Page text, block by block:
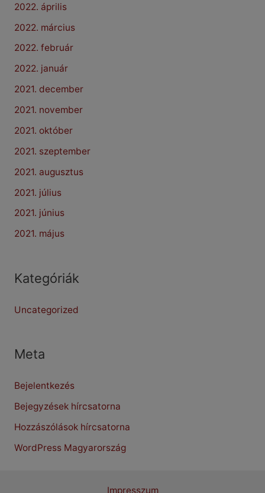
2022. április
2022. március
2022. február
2022. január
2021. december
2021. november
2021. október
2021. szeptember
2021. augusztus
2021. július
2021. június
2021. május
Kategóriák
Uncategorized
Meta
Bejelentkezés
Bejegyzések hírcsatorna
Hozzászólások hírcsatorna
WordPress Magyarország
Impresszum